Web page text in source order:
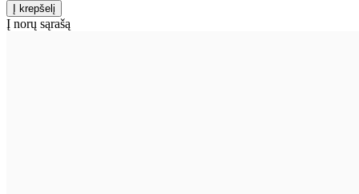
Į norų sąrašą